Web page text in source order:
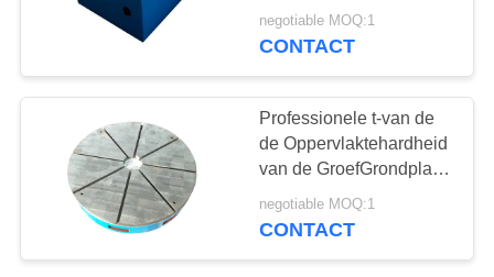
GroefGrondplaat voor de
Lange Levensduur van
negotiable MOQ:1
CONTACT
Professionele t-van de
de Oppervlaktehardheid
van de GroefGrondplaat
HB170-240 het
GietijzerBedplaten
negotiable MOQ:1
CONTACT